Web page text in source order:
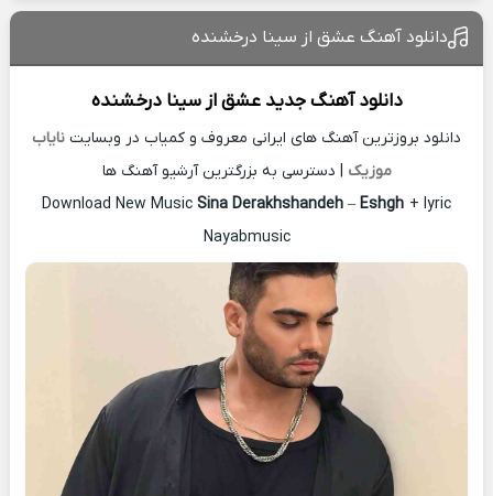
دانلود آهنگ عشق از سینا درخشنده
دانلود آهنگ جدید عشق ازسینا درخشنده
دانلود بروزترین آهنگ های ایرانی معروف و کمیاب در وبسایت نایاب
موزیک | دسترسی به بزرگترین آرشیو آهنگ ها
Download New Music Sina Derakhshandeh – Eshgh + lyric
Nayabmusic